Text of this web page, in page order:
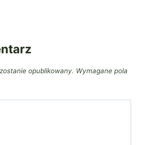
opublikowany. Wymagane pola